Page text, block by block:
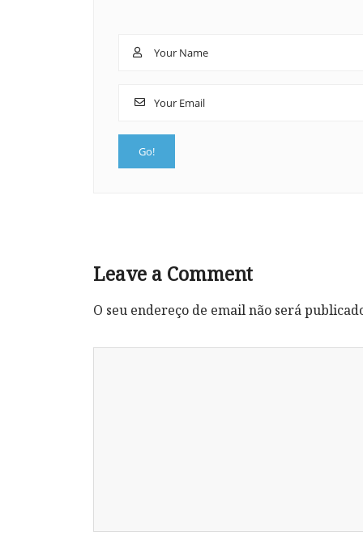
Leave a Comment
O seu endereço de email não será